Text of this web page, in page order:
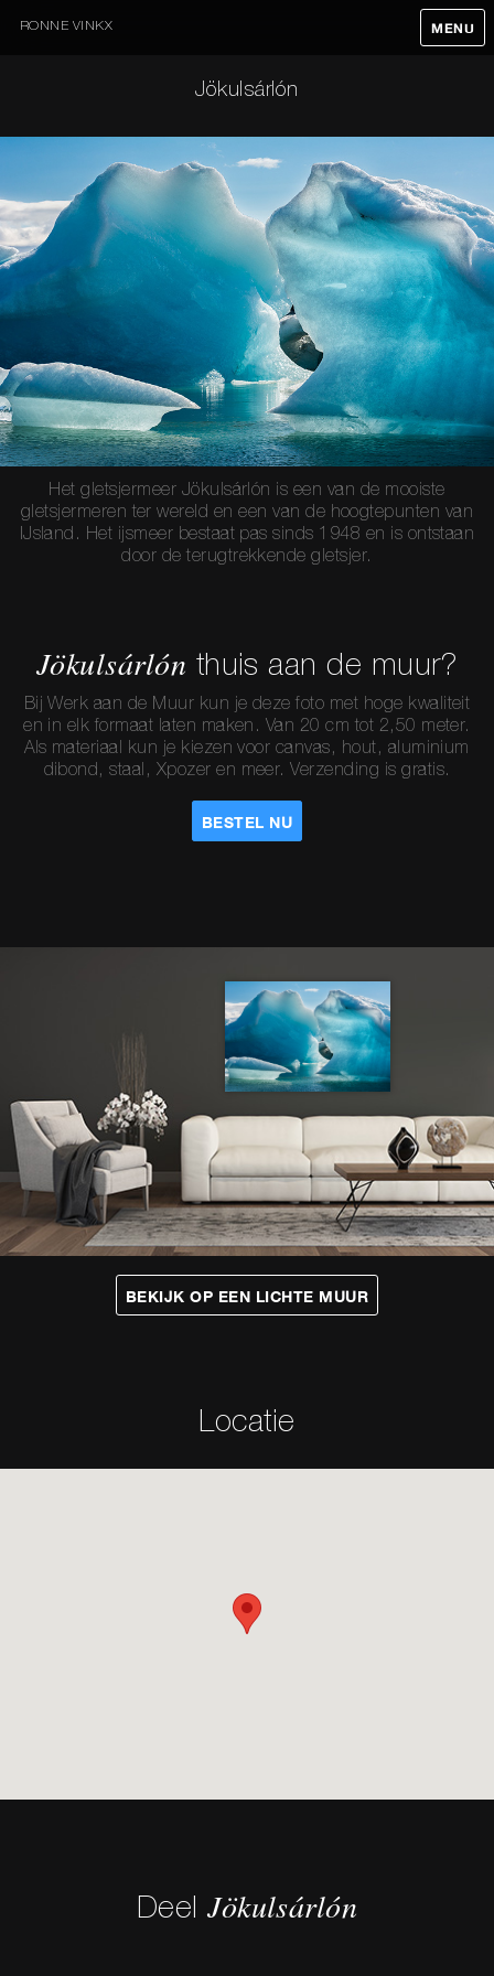
RONNE VINKX MENU
Jökulsárlón
Het gletsjermeer Jökulsárlón is een van de mooiste
gletsjermeren ter wereld en een van de hoogtepunten van
IJsland. Het ijsmeer bestaat pas sinds 1948 en is ontstaan
door de terugtrekkende gletsjer.
Jökulsárlón thuis aan de muur?
Bij Werk aan de Muur kun je deze foto met hoge kwaliteit
en in elk formaat laten maken. Van 20 cm tot 2,50 meter.
Als materiaal kun je kiezen voor canvas, hout, aluminium
dibond, staal, Xpozer en meer. Verzending is gratis.
BESTEL NU
BEKIJK OP EEN LICHTE MUUR
Locatie
DeelJökulsárlón